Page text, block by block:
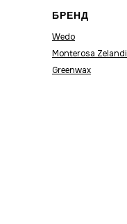
БРЕНД
Wedo
Monterosa Zelandi
Greenwax